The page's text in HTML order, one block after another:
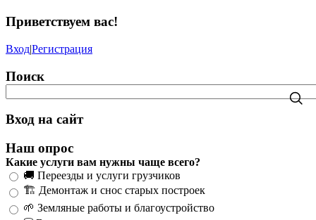
Приветствуем вас!
Вход|Регистрация
Поиск
Вход на сайт
Наш опрос
Какие услуги вам нужны чаще всего?
🚚 Переезды и услуги грузчиков
🏗️ Демонтаж и снос старых построек
🌱 Земляные работы и благоустройство